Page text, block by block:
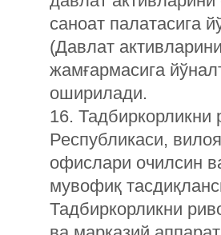
саноат палатасига
(Давлат
жамғармасига
оширилади.
16. Тадбиркорликни
Республикаси,
офислари очилсин
мувофиқ
Тадбиркорликни